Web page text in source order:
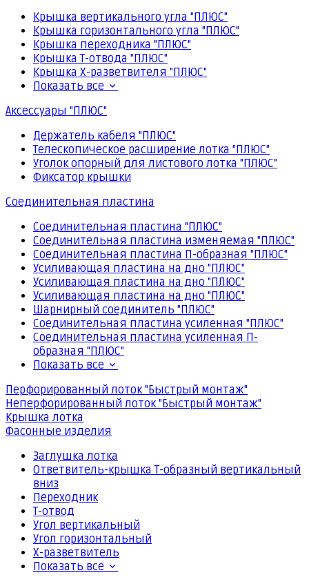
Крышка вертикального угла "ПЛЮС"
Крышка горизонтального угла "ПЛЮС"
Крышка переходника "ПЛЮС"
Крышка Т-отвода "ПЛЮС"
Крышка Х-разветвителя "ПЛЮС"
Показать все
Аксессуары "ПЛЮС"
Держатель кабеля "ПЛЮС"
Телескопическое расширение лотка "ПЛЮС"
Уголок опорный для листового лотка "ПЛЮС"
Фиксатор крышки
Соединительная пластина
Соединительная пластина "ПЛЮС"
Соединительная пластина изменяемая "ПЛЮС"
Соединительная пластина П-образная "ПЛЮС"
Усиливающая пластина на дно "ПЛЮС"
Усиливающая пластина на дно "ПЛЮС"
Усиливающая пластина на дно "ПЛЮС"
Шарнирный соединитель "ПЛЮС"
Соединительная пластина усиленная "ПЛЮС"
Соединительная пластина усиленная П-
образная "ПЛЮС"
Показать все
Перфорированный лоток "Быстрый монтаж"
Неперфорированный лоток "Быстрый монтаж"
Крышка лотка
Фасонные изделия
Заглушка лотка
Ответвитель-крышка Т-образный вертикальный
вниз
Переходник
Т-отвод
Угол вертикальный
Угол горизонтальный
Х-разветвитель
Показать все